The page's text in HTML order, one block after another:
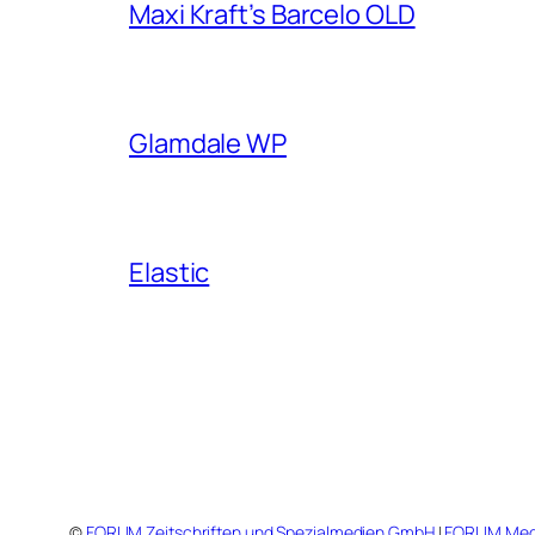
Maxi Kraft’s Barcelo OLD
Glamdale WP
Elastic